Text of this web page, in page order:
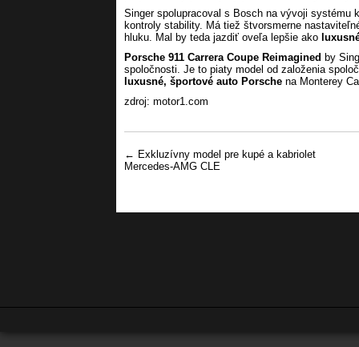
Singer spolupracoval s Bosch na vývoji systému
kontroly stability. Má tiež štvorsmerne
hluku. Mal by teda jazdiť oveľa lepšie ako
Porsche 911 Carrera Coupe Reimagined by
spoločnosti. Je to piaty model od založenia
luxusné, športové auto Porsche na Monterey
zdroj: motor1.com
Post navigation
← Exkluzívny model pre kupé a kabriolet
Mercedes-AMG CLE